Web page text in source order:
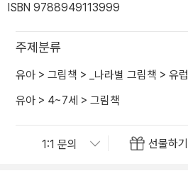
ISBN 9788949113999
주제분류
유아 > 그림책 > _나라별 그림책 > 유럽
유아 > 4~7세 > 그림책
선물하기